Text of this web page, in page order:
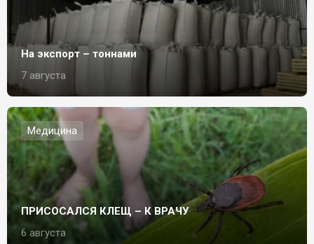
На экспорт – тоннами
7 августа
Медицина
ПРИСОСАЛСЯ КЛЕЩ – К ВРАЧУ
6 августа